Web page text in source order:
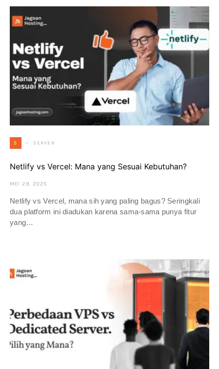
S SERVER
Netlify vs Vercel: Mana yang Sesuai Kebutuhan?
MEI 29, 2025
Netlify vs Vercel, mana sih yang paling bagus? Seringkali
dua platform ini diadukan karena sama-sama punya fitur
yang…